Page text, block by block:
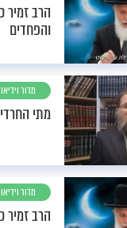
הרב זמיר
והפחדים
מדור וידיאו
מתי
מדור וידיאו
הרב זמיר